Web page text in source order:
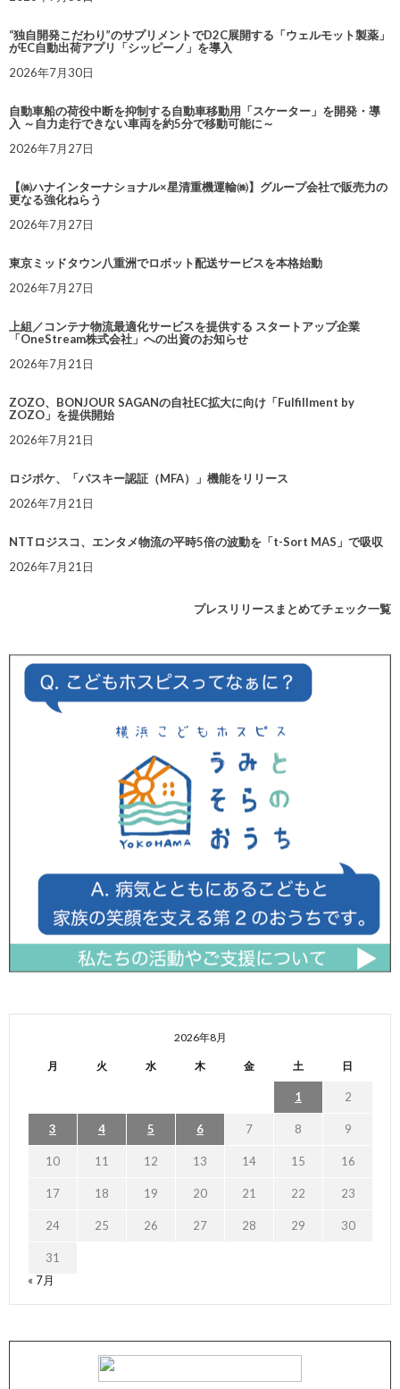
“独自開発こだわり”のサプリメントでD2C展開する「ウェルモット製薬」
がEC自動出荷アプリ「シッピーノ」を導入
2026年7月30日
自動車船の荷役中断を抑制する自動車移動用「スケーター」を開発・導
入 ～自力走行できない車両を約5分で移動可能に～
2026年7月27日
【㈱ハナインターナショナル×星清重機運輸㈱】グループ会社で販売力の
更なる強化ねらう
2026年7月27日
東京ミッドタウン八重洲でロボット配送サービスを本格始動
2026年7月27日
上組／コンテナ物流最適化サービスを提供する スタートアップ企業
「OneStream株式会社」への出資のお知らせ
2026年7月21日
ZOZO、BONJOUR SAGANの自社EC拡大に向け「Fulfillment by
ZOZO」を提供開始
2026年7月21日
ロジポケ、「パスキー認証（MFA）」機能をリリース
2026年7月21日
NTTロジスコ、エンタメ物流の平時5倍の波動を「t-Sort MAS」で吸収
2026年7月21日
プレスリリースまとめてチェック一覧
2026年8月
月 火 水 木 金 土 日
1 2
3 4 5 6 7 8 9
10 11 12 13 14 15 16
17 18 19 20 21 22 23
24 25 26 27 28 29 30
31
« 7月